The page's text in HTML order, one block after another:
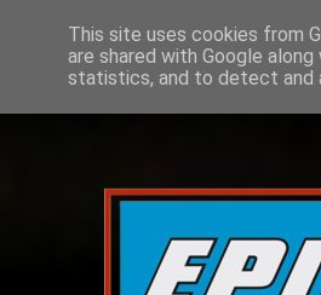
This site uses cookies from
are shared with Google
statistics, and to detect and